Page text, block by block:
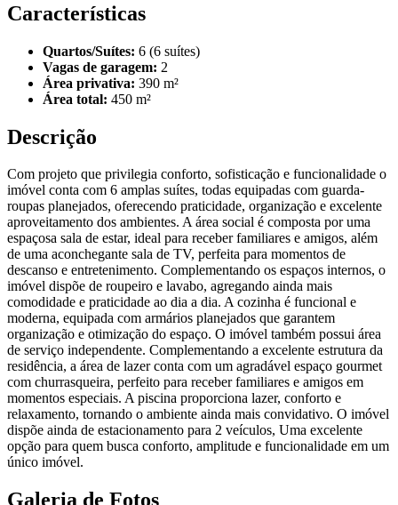
Características
Quartos/Suítes: 6 (6 suítes)
Vagas de garagem: 2
Área privativa: 390 m²
Área total: 450 m²
Descrição
Com projeto que privilegia conforto, sofisticação e funcionalidade o
imóvel conta com 6 amplas suítes, todas equipadas com guarda-
roupas planejados, oferecendo praticidade, organização e excelente
aproveitamento dos ambientes. A área social é composta por uma
espaçosa sala de estar, ideal para receber familiares e amigos, além
de uma aconchegante sala de TV, perfeita para momentos de
descanso e entretenimento. Complementando os espaços internos, o
imóvel dispõe de roupeiro e lavabo, agregando ainda mais
comodidade e praticidade ao dia a dia. A cozinha é funcional e
moderna, equipada com armários planejados que garantem
organização e otimização do espaço. O imóvel também possui área
de serviço independente. Complementando a excelente estrutura da
residência, a área de lazer conta com um agradável espaço gourmet
com churrasqueira, perfeito para receber familiares e amigos em
momentos especiais. A piscina proporciona lazer, conforto e
relaxamento, tornando o ambiente ainda mais convidativo. O imóvel
dispõe ainda de estacionamento para 2 veículos, Uma excelente
opção para quem busca conforto, amplitude e funcionalidade em um
único imóvel.
Galeria de Fotos